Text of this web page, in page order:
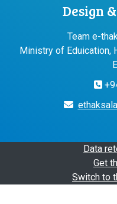
Design
Team e-
Ministry of Eduication,
Data
Get
Switch to